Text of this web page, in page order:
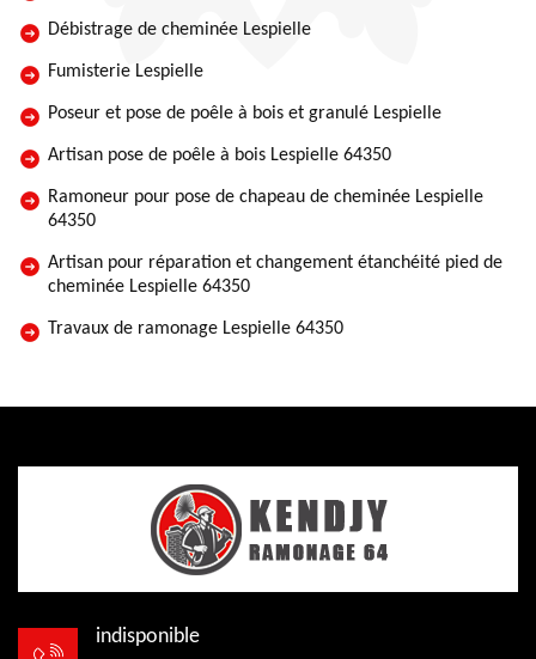
Débistrage de cheminée Lespielle
Fumisterie Lespielle
Poseur et pose de poêle à bois et granulé Lespielle
Artisan pose de poêle à bois Lespielle 64350
Ramoneur pour pose de chapeau de cheminée Lespielle
64350
Artisan pour réparation et changement étanchéité pied de
cheminée Lespielle 64350
Travaux de ramonage Lespielle 64350
indisponible